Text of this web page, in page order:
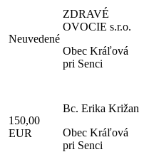
Neuvedené
ZDRAVÉ
OVOCIE s.r.o.
Obec Kráľová
pri Senci
150,00
EUR
Bc. Erika Križan
Obec Kráľová
pri Senci